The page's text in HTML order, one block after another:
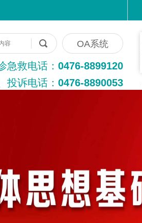
OA系统
急救电话： 0476-8899120
投诉电话： 0476-8890053